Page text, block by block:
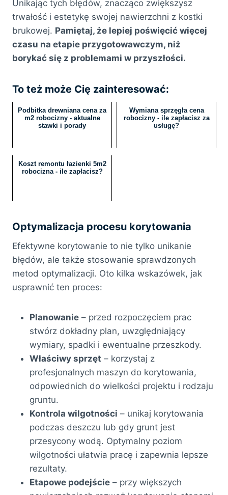
Unikając tych błędów, znacząco zwiększysz
trwałość i estetykę swojej nawierzchni z kostki
brukowej. Pamiętaj, że lepiej poświęcić więcej
czasu na etapie przygotowawczym, niż
borykać się z problemami w przyszłości.
To też może Cię zainteresować:
Podbitka drewniana cena za
m2 robocizny - aktualne
stawki i porady
Wymiana sprzęgła cena
robocizny - ile zapłacisz za
usługę?
Koszt remontu łazienki 5m2
robocizna - ile zapłacisz?
Optymalizacja procesu korytowania
Efektywne korytowanie to nie tylko unikanie
błędów, ale także stosowanie sprawdzonych
metod optymalizacji. Oto kilka wskazówek, jak
usprawnić ten proces:
Planowanie – przed rozpoczęciem prac
stwórz dokładny plan, uwzględniający
wymiary, spadki i ewentualne przeszkody.
Właściwy sprzęt – korzystaj z
profesjonalnych maszyn do korytowania,
odpowiednich do wielkości projektu i rodzaju
gruntu.
Kontrola wilgotności – unikaj korytowania
podczas deszczu lub gdy grunt jest
przesycony wodą. Optymalny poziom
wilgotności ułatwia pracę i zapewnia lepsze
rezultaty.
Etapowe podejście – przy większych